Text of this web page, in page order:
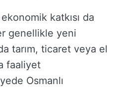
katkısı da
genellikle yeni
tarım, ticaret veya el
faaliyet
Osmanlı